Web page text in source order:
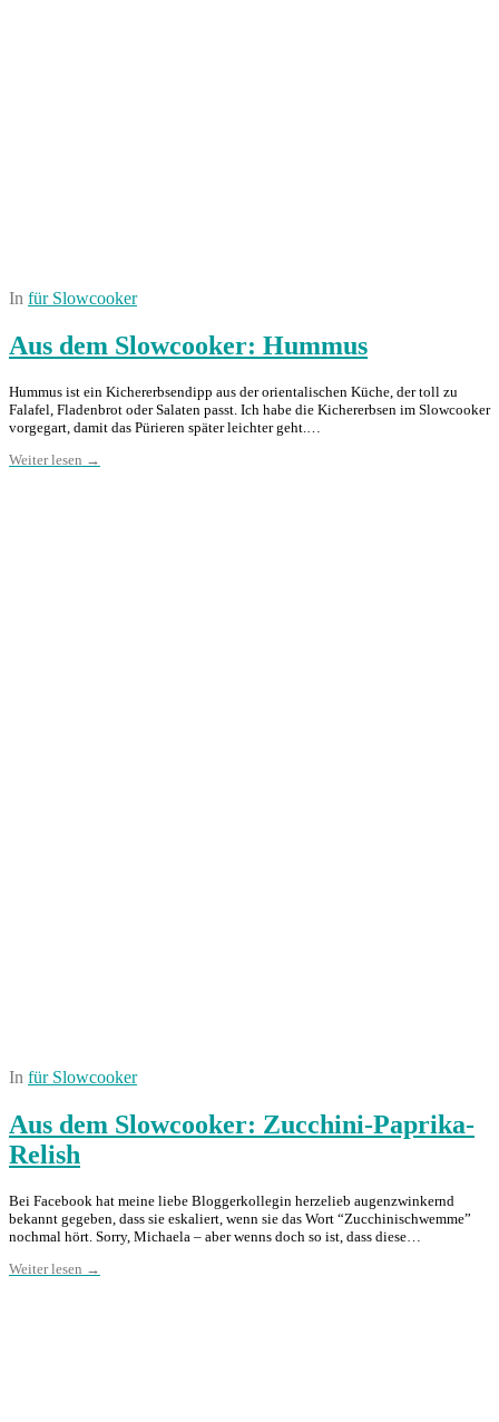
In für Slowcooker
Aus dem Slowcooker: Hummus
Hummus ist ein Kichererbsendipp aus der orientalischen Küche, der toll zu
Falafel, Fladenbrot oder Salaten passt. Ich habe die Kichererbsen im Slowcooker
vorgegart, damit das Pürieren später leichter geht.…
Weiter lesen →
In für Slowcooker
Aus dem Slowcooker: Zucchini-Paprika-
Relish
Bei Facebook hat meine liebe Bloggerkollegin herzelieb augenzwinkernd
bekannt gegeben, dass sie eskaliert, wenn sie das Wort “Zucchinischwemme”
nochmal hört. Sorry, Michaela – aber wenns doch so ist, dass diese…
Weiter lesen →